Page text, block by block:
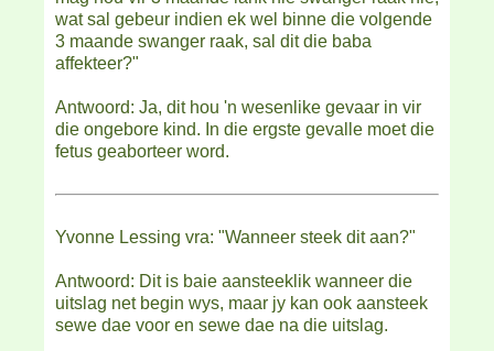
wat sal gebeur indien ek wel binne die volgende
3 maande swanger raak, sal dit die baba
affekteer?"
Antwoord: Ja, dit hou 'n wesenlike gevaar in vir
die ongebore kind. In die ergste gevalle moet die
fetus geaborteer word.
Yvonne Lessing vra: "Wanneer steek dit aan?"
Antwoord: Dit is baie aansteeklik wanneer die
uitslag net begin wys, maar jy kan ook aansteek
sewe dae voor en sewe dae na die uitslag.